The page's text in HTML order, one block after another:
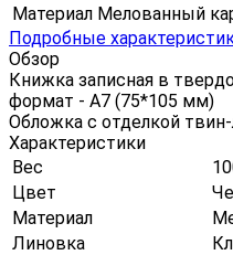
Материал Мелованный
Подробные
Обзор
Книжка записная в
формат - А7 (75*105 мм)
Обложка с отделкой
Характеристики
Вес
Цвет
Материал
Линовка